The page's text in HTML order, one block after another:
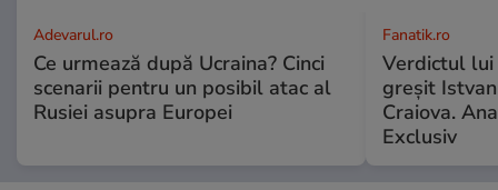
Adevarul.ro
Ce urmează după Ucraina? Cinci
scenarii pentru un posibil atac al
Rusiei asupra Europei
Fanatik.ro
Verdictul lui
greșit
Craiova.
Exclusiv